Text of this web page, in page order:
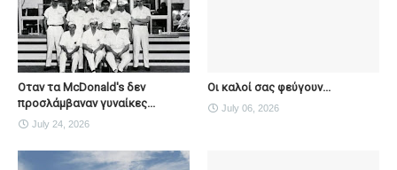
Οταν τα McDonald's δεν
προσλάμβαναν γυναίκες...
July 24, 2026
Οι καλοί σας φεύγουν...
July 06, 2026